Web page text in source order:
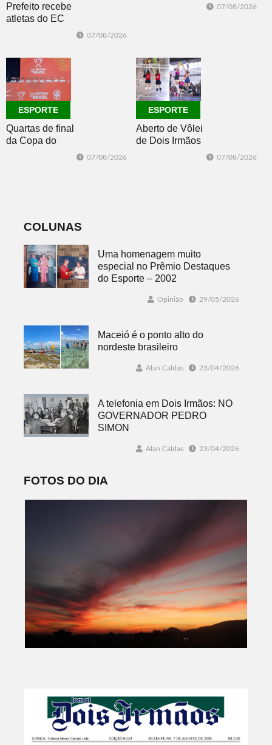
Prefeito recebe
atletas do EC
Master 65+
07/08/2026
07/08/2026
ESPORTE
Quartas de final
da Copa do
Brasil 2026: veja
07/08/2026
ESPORTE
Aberto de Vôlei
de Dois Irmãos
07/08/2026
COLUNAS
Uma homenagem muito
especial no Prêmio Destaques
do Esporte – 2002
Opinião 29/05/2026
Maceió é o ponto alto do
nordeste brasileiro
Alan Caldas 23/04/2026
A telefonia em Dois Irmãos: NO
GOVERNADOR PEDRO
SIMON
Alan Caldas 23/04/2026
FOTOS DO DIA